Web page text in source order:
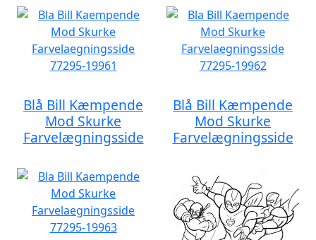
Blå Bill Kæmpende
Mod Skurke
Farvelægningsside
Blå Bill Kæmpende
Mod Skurke
Farvelægningsside